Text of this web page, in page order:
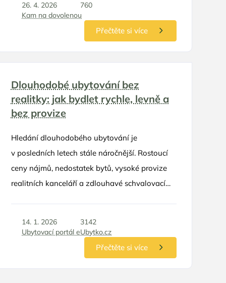
dávno neznamená sekání trávy a spaní
v proleželých postelích po babičce. Moderní
objekty nabízejí komfort pětihvězdičkových
s dětmi.
26. 4. 2026
760
Kam na dovolenou
Přečtěte si více
Dlouhodobé ubytování bez
realitky: jak bydlet rychle, levně a
bez provize
Hledání dlouhodobého ubytování je
v posledních letech stále náročnější. Rostoucí
ceny nájmů, nedostatek bytů, vysoké provize
realitních kanceláří a zdlouhavé schvalovací
stává stále častějším řešením pro jednotlivce,
páry, pracovníky i firmy. V tomto článku se
podíváme na to, proč se vyhnout realitním
14. 1. 2026
3142
Ubytovací portál eUbytko.cz
Přečtěte si více